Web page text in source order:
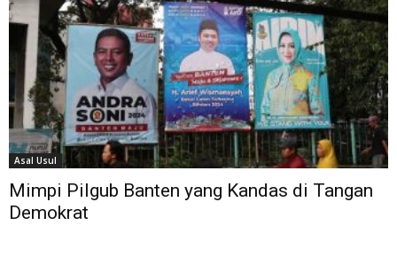
Asal Usul
Mimpi Pilgub Banten yang Kandas di Tangan
Demokrat